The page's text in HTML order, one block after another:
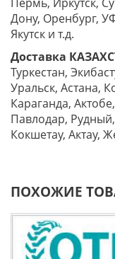
Пермь, Иркутск,
Дону, Оренбург,
Якутск и т.д.
Доставка
Туркестан,
Уральск, Астана,
Караганда,
Павлодар,
Кокшетау, Актау,
ПОХОЖИЕ